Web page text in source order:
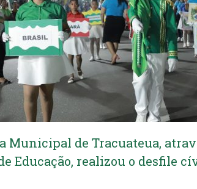
Municipal de Tracuateua,
Educação, realizou o desfile